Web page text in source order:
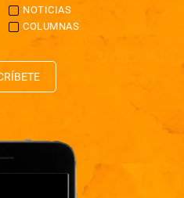
NOTICIAS
COLUMNAS